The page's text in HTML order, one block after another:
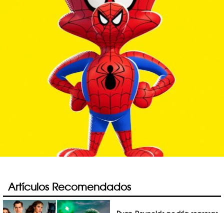
Artículos Recomendados